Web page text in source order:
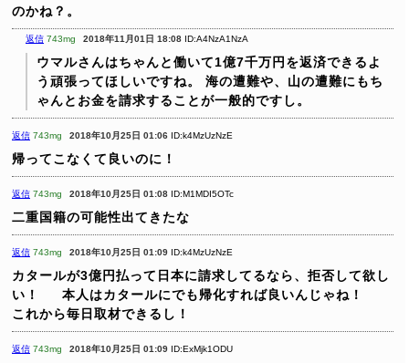
のかね？。
返信 743mg 2018年11月01日 18:08 ID:A4NzA1NzA
ウマルさんはちゃんと働いて1億7千万円を返済できるよ
う頑張ってほしいですね。
海の遭難や、山の遭難にもち
ゃんとお金を請求することが一般的ですし。
返信 743mg 2018年10月25日 01:06 ID:k4MzUzNzE
帰ってこなくて良いのに！
返信 743mg 2018年10月25日 01:08 ID:M1MDI5OTc
二重国籍の可能性出てきたな
返信 743mg 2018年10月25日 01:09 ID:k4MzUzNzE
カタールが3億円払って日本に請求してるなら、拒否して欲し
い！
本人はカタールにでも帰化すれば良いんじゃね！
これから毎日取材できるし！
返信 743mg 2018年10月25日 01:09 ID:ExMjk1ODU